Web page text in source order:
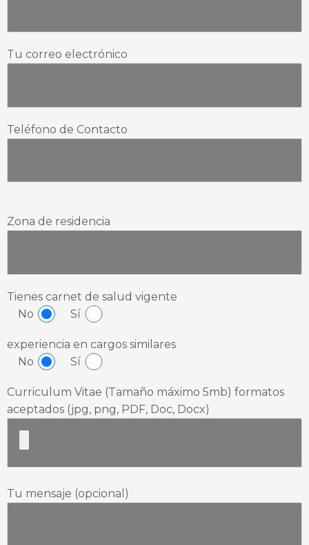
Tu correo electrónico
Teléfono de Contacto
Zona de residencia
Tienes carnet de salud vigente
No
Sí
experiencia en cargos similares
No
Sí
Curriculum Vitae (Tamaño máximo 5mb) formatos
aceptados (jpg, png, PDF, Doc, Docx)
Tu mensaje (opcional)